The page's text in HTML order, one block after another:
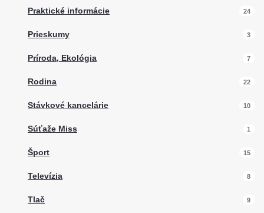
Praktické informácie 24
Prieskumy 3
Príroda, Ekológia 7
Rodina 22
Stávkové kancelárie 10
Súťaže Miss 1
Šport 15
Televízia 8
Tlač 9